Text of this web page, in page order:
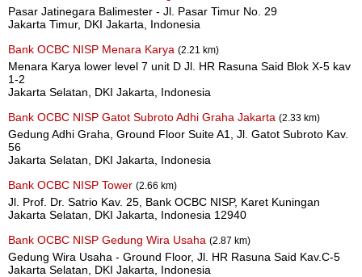
Pasar Jatinegara Balimester - Jl. Pasar Timur No. 29
Jakarta Timur, DKI Jakarta, Indonesia
Bank OCBC NISP Menara Karya (2.21 km)
Menara Karya lower level 7 unit D Jl. HR Rasuna Said Blok X-5 kav
1-2
Jakarta Selatan, DKI Jakarta, Indonesia
Bank OCBC NISP Gatot Subroto Adhi Graha Jakarta (2.33 km)
Gedung Adhi Graha, Ground Floor Suite A1, Jl. Gatot Subroto Kav.
56
Jakarta Selatan, DKI Jakarta, Indonesia
Bank OCBC NISP Tower (2.66 km)
Jl. Prof. Dr. Satrio Kav. 25, Bank OCBC NISP, Karet Kuningan
Jakarta Selatan, DKI Jakarta, Indonesia 12940
Bank OCBC NISP Gedung Wira Usaha (2.87 km)
Gedung Wira Usaha - Ground Floor, Jl. HR Rasuna Said Kav.C-5
Jakarta Selatan, DKI Jakarta, Indonesia